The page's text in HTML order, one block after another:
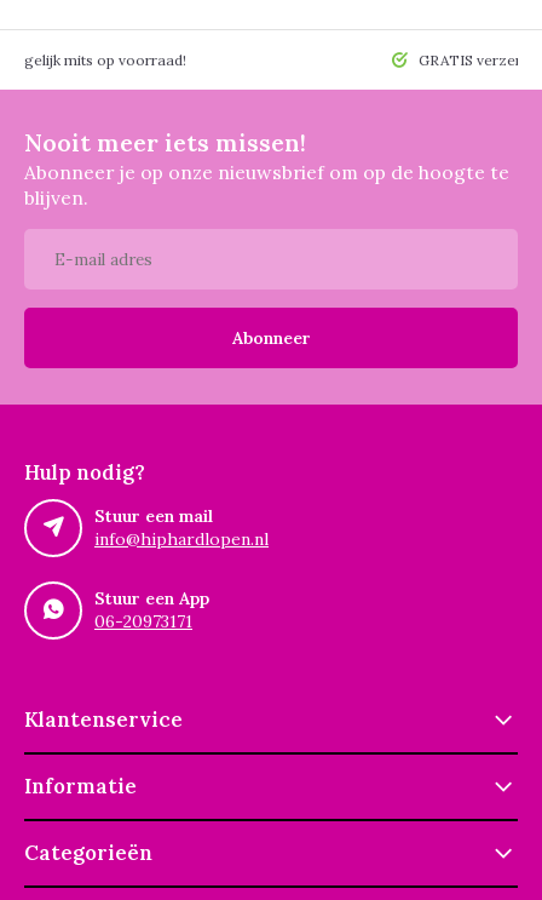
mits op voorraad! GRATIS
Nooit meer iets missen!
Abonneer je op onze nieuwsbrief om op de hoogte te
blijven.
Abonneer
Hulp nodig?
Stuur een mail
info@hiphardlopen.nl
Stuur een App
06-20973171
Klantenservice
Informatie
Categorieën